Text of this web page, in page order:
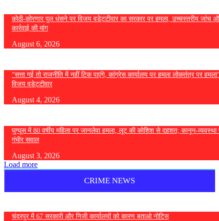
कोठी-कोरणार पुल धंसने पर विजय वडेट्टीवार का सरकार पर हमला, उच्चस्तरीय जांच
कार्रवाई की मांग
August 6, 2026
“सत्ता गई तो राजनीति में नहीं टिक पाएंगे, कांग्रेस कार्यालय पर हमला लोकतंत्र पर
विजय वडेट्टीवार
August 4, 2026
घुग्घूस में 80 वर्षीय महिला पर जानलेवा हमला, लूट की कोशिश से दहशत; कानून-व्यवस्था
गंभीर सवाल
August 3, 2026
Load more
CRIME NEWS
चंद्रपुर में 67 सरकारी और निजी कार्यालयों को कारण बताओ नोटिस